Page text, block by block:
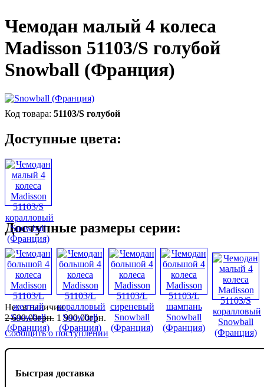
Чемодан малый 4 колеса
Madisson 51103/S голубой
Snowball (Франция)
Быстрая доставка
51103/S голубой
Доступные цвета:
Доступные размеры серии:
Нет в наличии
2 690,00грн. 1 990,00грн.
Сообщить о поступлении